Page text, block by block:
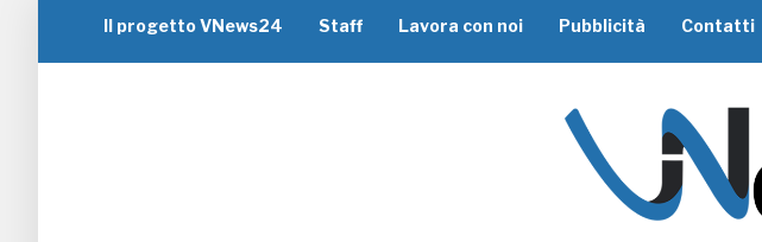
Il progetto VNews24 Staff Lavora con noi Pubblicità Contatti